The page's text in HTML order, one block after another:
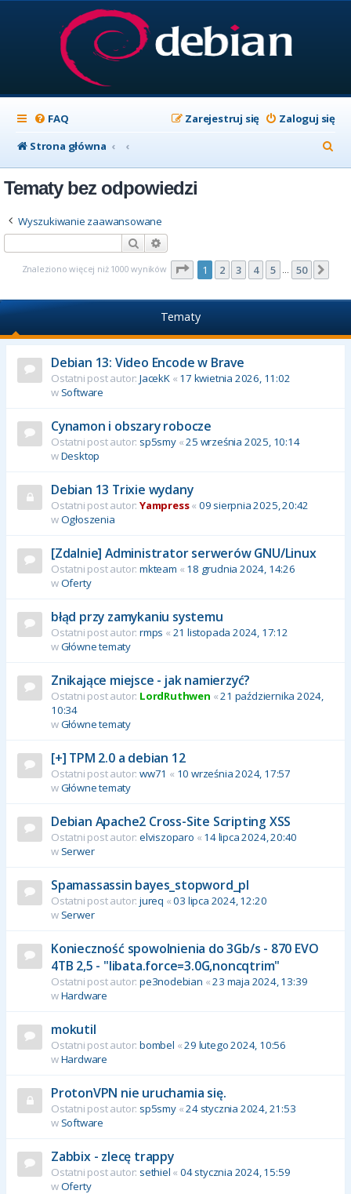
FAQ Zaloguj się
Zarejestruj się
Strona główna
z
Tematy bez odpowiedzi
Wyszukiwanie zaawansowane
Szukaj
Znaleziono więcej niż 1000 wyników Strona z50
1 2 3 4 5 … 50
Tematy
Debian 13: Video Encode w Brave
Ostatni post autor: JacekK« 17 kwietnia 2026, 11:02
w Software
Cynamon i obszary robocze
Ostatni post autor: sp5smy«25 września 2025, 10:14
wDesktop
Debian 13 Trixie wydany
Ostatni post autor: Yampress« 09 sierpnia 2025, 20:42
wOgłoszenia
[Zdalnie] Administrator serwerów GNU/Linux
Ostatni post autor: mkteam « 18 grudnia 2024, 14:26
wOferty
błąd przy zamykaniu systemu
Ostatni post autor: rmps « 21 listopada 2024, 17:12
wGłówne tematy
Znikające miejsce - jak namierzyć?
Ostatni post autor: LordRuthwen «21 października 2024,
10:34
wGłówne tematy
[+] TPM 2.0 a debian 12
Ostatni post autor: ww71 « 10 września 2024, 17:57
wGłówne tematy
Debian Apache2 Cross-Site Scripting XSS
Ostatni post autor: elviszoparo « 14 lipca 2024, 20:40
w Serwer
Spamassassin bayes_stopword_pl
Ostatni post autor: jureq «03 lipca 2024, 12:20
w Serwer
Konieczność spowolnienia do 3Gb/s - 870 EVO
4TB 2,5 - "libata.force=3.0G,noncqtrim"
Ostatni post autor: pe3nodebian «23 maja 2024, 13:39
wHardware
mokutil
Ostatni post autor: bombel «29 lutego 2024, 10:56
wHardware
ProtonVPN nie uruchamia się.
Ostatni post autor: sp5smy«24 stycznia 2024, 21:53
w Software
Zabbix - zlecę trappy
Ostatni post autor: sethiel «04 stycznia 2024, 15:59
wOferty